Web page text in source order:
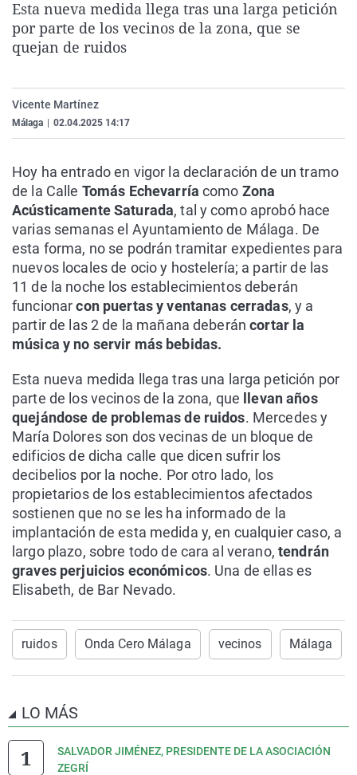
La rosa de los vientos
Gente viajera
Caso
Retornados
Extremadura
Galicia
Virales
Televisión
Esta nueva medida llega tras una larga petición
por parte de los vecinos de la zona, que se
quejan de ruidos
Vicente Martínez
Málaga 02.04.2025 14:17
Hoy ha entrado en vigor la declaración de un tramo
de la Calle Tomás Echevarría como Zona
Acústicamente Saturada, tal y como aprobó hace
varias semanas el Ayuntamiento de Málaga. De
esta forma, no se podrán tramitar expedientes para
nuevos locales de ocio y hostelería; a partir de las
11 de la noche los establecimientos deberán
funcionarcon puertas y ventanas cerradas, y a
partir de las 2 de la mañana deberáncortar la
música y no servir más bebidas.
Esta nueva medida llega tras una larga petición por
parte de los vecinos de la zona, que llevan años
quejándose de problemas de ruidos. Mercedes y
María Dolores son dos vecinas de un bloque de
edificios de dicha calle que dicen sufrir los
decibelios por la noche. Por otro lado, los
propietarios de los establecimientos afectados
sostienen que no se les ha informado de la
implantación de esta medida y, en cualquier caso, a
largo plazo, sobre todo de cara al verano,tendrán
graves perjuicios económicos. Una de ellas es
Elisabeth, de Bar Nevado.
ruidos Onda Cero Málaga vecinos Málaga
LO MÁS
SALVADOR JIMÉNEZ, PRESIDENTE DE LA ASOCIACIÓN
ZEGRÍ